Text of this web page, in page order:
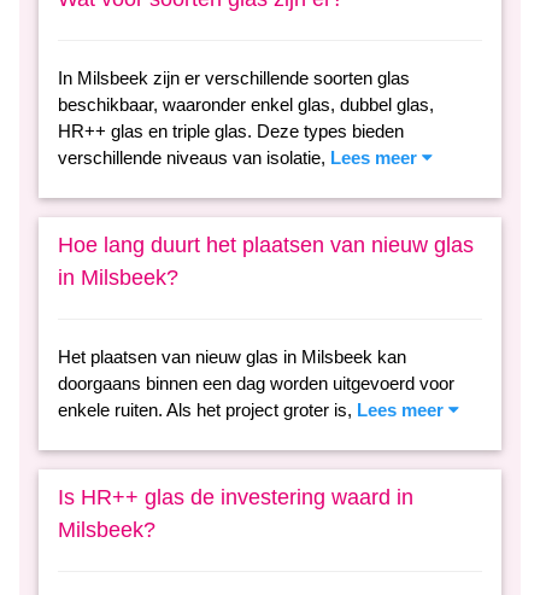
In Milsbeek zijn er verschillende soorten glas
beschikbaar, waaronder enkel glas, dubbel glas,
HR++ glas en triple glas. Deze types bieden
verschillende niveaus van isolatie, Lees meer
Hoe lang duurt het plaatsen van nieuw glas
in Milsbeek?
Het plaatsen van nieuw glas in Milsbeek kan
doorgaans binnen een dag worden uitgevoerd voor
enkele ruiten. Als het project groter is, Lees meer
Is HR++ glas de investering waard in
Milsbeek?